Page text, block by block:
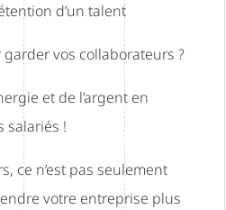
d’un talent
vos collaborateurs ?
et de l’argent en
salariés !
ce n’est pas seulement
votre entreprise plus